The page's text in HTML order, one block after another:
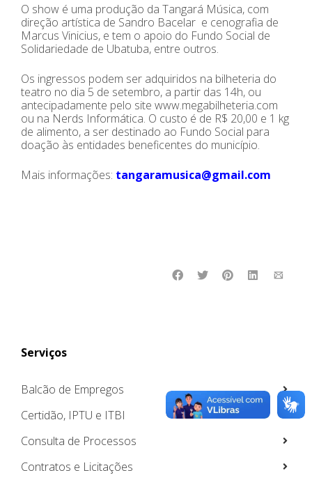
O show é uma produção da Tangará Música, com
direção artística de Sandro Bacelar e cenografia de
Marcus Vinicius, e tem o apoio do Fundo Social de
Solidariedade de Ubatuba, entre outros.
Os ingressos podem ser adquiridos na bilheteria do
teatro no dia 5 de setembro, a partir das 14h, ou
antecipadamente pelo site www.megabilheteria.com
ou na Nerds Informática. O custo é de R$ 20,00 e 1 kg
de alimento, a ser destinado ao Fundo Social para
doação às entidades beneficentes do município.
Mais informações: tangaramusica@gmail.com
Serviços
Balcão de Empregos
Certidão, IPTU e ITBI
Consulta de Processos
Contratos e Licitações